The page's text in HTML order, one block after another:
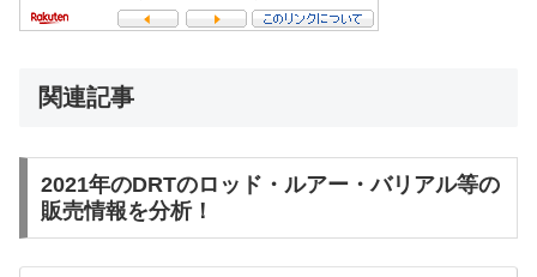
関連記事
2021年のDRTのロッド・ルアー・バリアル等の
販売情報を分析！